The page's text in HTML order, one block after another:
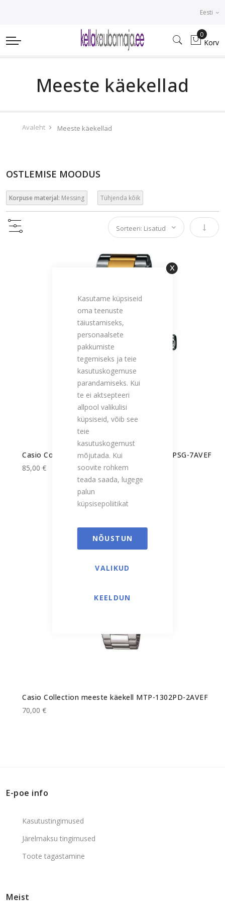
Kasutame küpsiseid
oma teenuste
täiustamiseks,
personaalsete
pakkumiste
tegemiseks ja teie
kasutuskogemuse
parandamiseks. Kui
te ei aktsepteeri
allpool valikulisi
küpsiseid, võib see
teie
kasutuskogemust
mõjutada. Kui
soovite rohkem
teada saada, lugege
palun
küpsisepoliitikat
NÕUSTUN
VALIKUD
KEELDUN
Eesti
Korv
0
Meeste käekellad
Avaleht Meeste käekellad
OSTLEMISE MOODUS
Korpuse materjal: Messing Tühjenda kõik
Casio Collection meeste käekell MTP-1302PSG-7AVEF
85,00 €
Casio Collection meeste käekell MTP-1302PD-2AVEF
70,00 €
E-poe info
Kasutustingimused
Järelmaksu tingimused
Toote tagastamine
Meist